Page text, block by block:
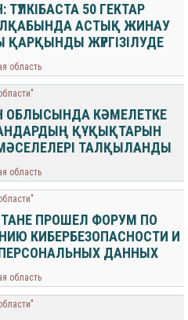
ТҮЛКІБАСТА 50 ГЕКТАР
АСТЫҚ ЖИНАУ
ҚАРҚЫНДЫ ЖҮРГІЗІЛУДЕ
область
ОБЛЫСЫНДА КӘМЕЛЕТКЕ
ҚҰҚЫҚТАРЫН
ТАЛҚЫЛАНДЫ
область
ПРОШЕЛ ФОРУМ ПО
КИБЕРБЕЗОПАСНОСТИ И
ДАННЫХ
область